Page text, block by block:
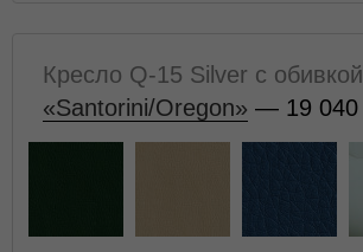
Кресло Q-15 Silver с обивкой
«Santorini/Oregon» — 19 040